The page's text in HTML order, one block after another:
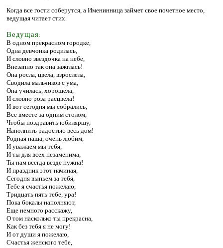
Когда все гости соберутся, а Именинница займет свое почетное место,
ведущая читает стих.
Ведущая:
В одном прекрасном городке,
Одна девчонка родилась,
И словно звездочка на небе,
Внезапно так она зажглась!
Она росла, цвела, взрослела,
Сводила мальчиков с ума,
Она училась, хорошела,
И словно роза расцвела!
И вот сегодня мы собрались,
Все вместе за одним столом,
Чтобы поздравить юбиляршу,
Наполнить радостью весь дом!
Родная наша, очень любим,
И уважаем мы тебя,
И ты для всех незаменима,
Ты нам всегда везде нужна!
И праздник этот начиная,
Сегодня выпьем за тебя,
Тебе я счастья пожелаю,
Тридцать пять тебе, ура!
Пока бокалы наполняют,
Еще немного расскажу,
О том насколько ты прекрасна,
Как без тебя я не могу!
И от души я пожелаю,
Счастья женского тебе,